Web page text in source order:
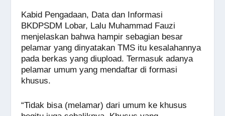
Kabid Pengadaan, Data dan Informasi
BKDPSDM Lobar, Lalu Muhammad Fauzi
menjelaskan bahwa hampir sebagian besar
pelamar yang dinyatakan TMS itu kesalahannya
pada berkas yang diupload. Termasuk adanya
pelamar umum yang mendaftar di formasi
khusus.
“Tidak bisa (melamar) dari umum ke khusus